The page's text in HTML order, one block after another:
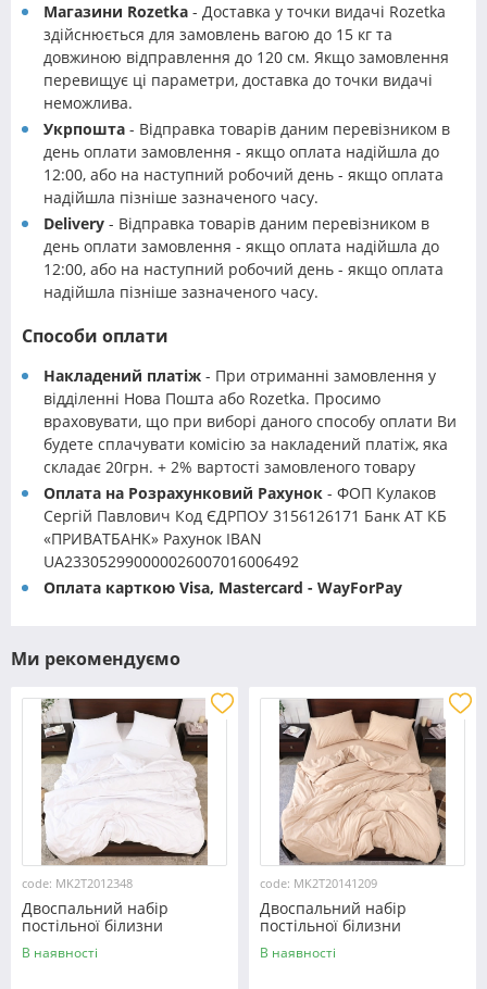
Магазини Rozetka - Доставка у точки видачі Rozetka
здійснюється для замовлень вагою до 15 кг та
довжиною відправлення до 120 см. Якщо замовлення
перевищує ці параметри, доставка до точки видачі
неможлива.
Укрпошта - Відправка товарів даним перевізником в
день оплати замовлення - якщо оплата надійшла до
12:00, або на наступний робочий день - якщо оплата
надійшла пізніше зазначеного часу.
Delivery - Відправка товарів даним перевізником в
день оплати замовлення - якщо оплата надійшла до
12:00, або на наступний робочий день - якщо оплата
надійшла пізніше зазначеного часу.
Способи оплати
Накладений платіж - При отриманні замовлення у
відділенні Нова Пошта або Rozetka. Просимо
враховувати, що при виборі даного способу оплати Ви
будете сплачувати комісію за накладений платіж, яка
складає 20грн. + 2% вартості замовленого товару
Оплата на Розрахунковий Рахунок - ФОП Кулаков
Сергій Павлович Код ЄДРПОУ 3156126171 Банк АТ КБ
«ПРИВАТБАНК» Рахунок IBAN
UA233052990000026007016006492
Оплата карткою Visa, Mastercard - WayForPay
Ми рекомендуємо
code: MK2T2012348
Двоспальний набір
постільної білизни
180*220 із мікрофібри
№2012348 Черешенка™
В наявності
code: MK2T20141209
Двоспальний набір
постільної білизни
180*220 із мікрофібри
№20141209 Черешенка™
В наявності